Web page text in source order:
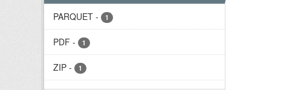
PARQUET - 1
PDF - 1
ZIP - 1